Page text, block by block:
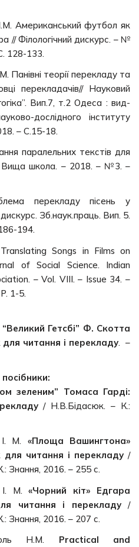
Американський футбол як
// Філологічний дискурс. – №
128-133.
теорії перекладу та
перекладачів// Науковий
Вип.7, т.2 Одеса : вид-
дослідного інституту
– С.15-18.
паралельних текстів для
Вища школа. – 2018. – №3. –
перекладу пісень у
Зб.наук.праць. Вип. 5.
194.
Songs in Films on
of Social Science. Indian
– Vol. VIII. – Issue 34. –
1-5.
“Великий Гетсбі” Ф. Скотта
для читання і перекладу. –
зеленим” Томаса Гарді:
/ Н.В.Бідасюк. – К.:
М. «Площа Вашингтона»
для читання і перекладу /
Знання, 2016. – 255 с.
І. М.«Чорний кіт» Едгара
читання і перекладу/
Знання, 2016. – 207 с.
Н.М. Practical and